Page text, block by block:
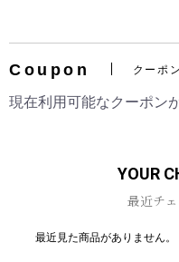
Coupon クーポ
現在利用可能なクーポン
YOUR
最近チ
最近見た商品がありません。